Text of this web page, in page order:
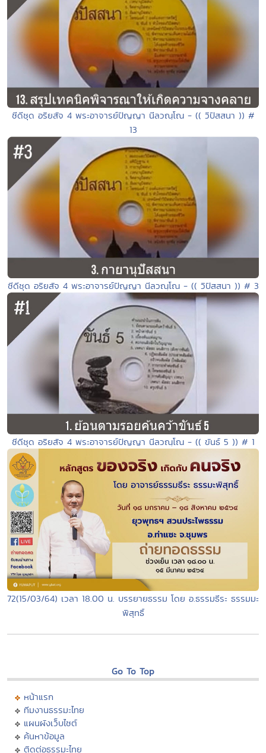
ซีดีชุด อริยสัจ 4 พระอาจารย์ปัญญา นีลวณฺโณ - (( วิปัสสนา )) #
13
ซีดีชุด อริยสัจ 4 พระอาจารย์ปัญญา นีลวณฺโณ - (( วิปัสสนา )) # 3
ซีดีชุด อริยสัจ 4 พระอาจารย์ปัญญา นีลวณฺโณ - (( ขันธ์ 5 )) # 1
72(15/03/64) เวลา 18.00 น. บรรยายธรรม โดย อ.ธรรมธีระ ธรรมมะ
พิสุทธิ์
Go To Top
หน้าแรก
ทีมงานธรรมะไทย
แผนผังเว็บไซต์
ค้นหาข้อมูล
ติดต่อธรรมะไทย